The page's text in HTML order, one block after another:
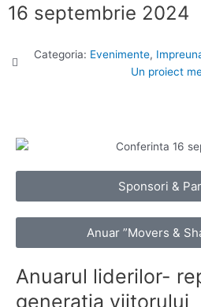
16 septembrie 2024
Categoria: Evenimente,
Un proiect
Sponsori &
Anuar ”Movers &
Anuarul liderilor-
generația viitorului